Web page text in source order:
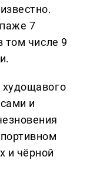
7
том числе 9
и
и чёрной